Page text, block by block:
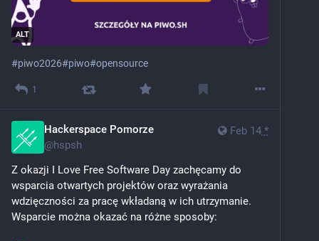
ALT
#piwo2026#piwo#opensource
1
Feb 14 *
Hackerspace Pomorze
@hspsh
Z okazji I Love Free Software Day zachęcamy do
wsparcia otwartych projektów oraz wyrażania
wdzięczności za pracę wkładaną w ich utrzymanie.
Wsparcie można okazać na różne sposoby: